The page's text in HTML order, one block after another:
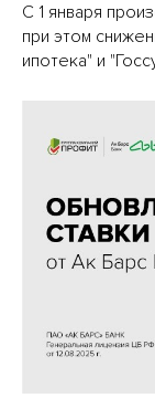
С 1 января
при этом
ипотека" и